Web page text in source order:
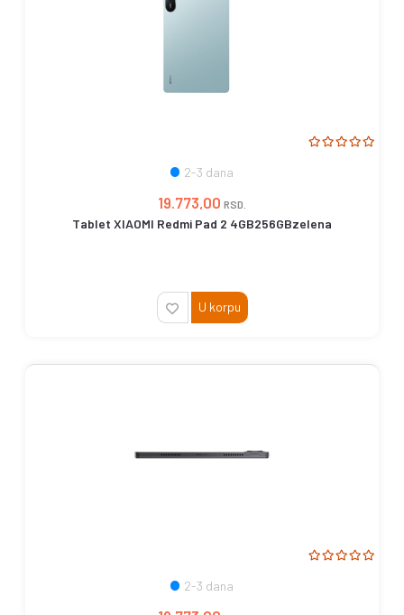
2-3 dana
19.773,00 RSD.
Tablet XIAOMI Redmi Pad 2 4GB256GBzelena
U korpu
2-3 dana